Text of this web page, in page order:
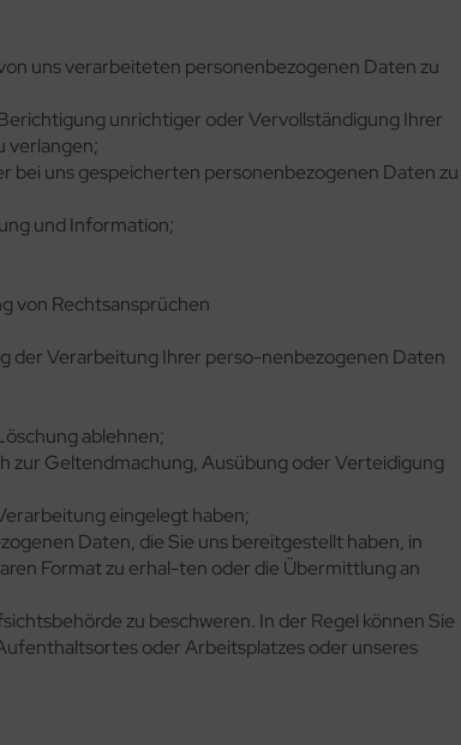
uns verarbeiteten personenbezogenen Daten zu
unrichtiger oder Vervollständigung Ihrer
verlangen;
bei uns gespeicherten personenbezogenen Daten zu
und Information;
von Rechtsansprüchen
der Verarbeitung Ihrer perso-nenbezogenen Daten
ablehnen;
zur Geltendmachung, Ausübung oder Verteidigung
eingelegt haben;
Daten, die Sie uns bereitgestellt haben, in
Format zu erhal-ten oder die Übermittlung an
zu beschweren. In der Regel können Sie
oder Arbeitsplatzes oder unseres